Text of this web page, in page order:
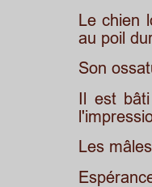
Le chien
au poil
Son
Il est bâti
Les